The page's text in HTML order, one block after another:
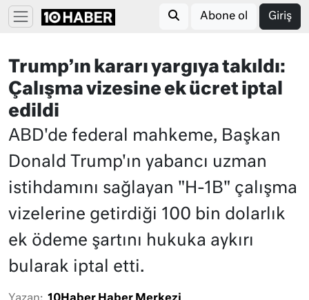
Abone ol Giriş
Trump’ın kararı yargıya takıldı:
Çalışma vizesine ek ücret iptal
edildi
ABD'de federal mahkeme, Başkan
Donald Trump'ın yabancı uzman
istihdamını sağlayan "H-1B" çalışma
vizelerine getirdiği 100 bin dolarlık
ek ödeme şartını hukuka aykırı
bularak iptal etti.